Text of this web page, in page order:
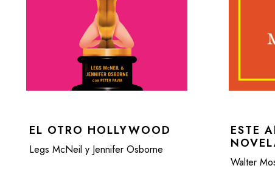
EL OTRO HOLLYWOOD
Legs McNeil y Jennifer Osborne
ESTE
Walter